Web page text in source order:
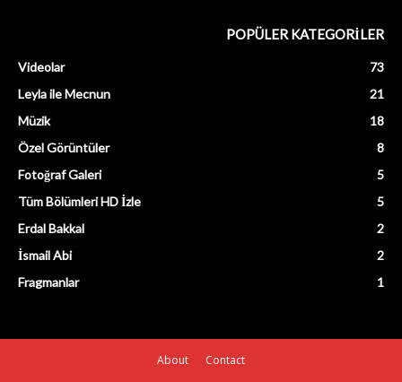
POPÜLER KATEGORİLER
Videolar
73
Leyla ile Mecnun
21
Müzik
18
Özel Görüntüler
8
Fotoğraf Galeri
5
Tüm Bölümleri HD İzle
5
Erdal Bakkal
2
İsmail Abi
2
Fragmanlar
1
About Contact